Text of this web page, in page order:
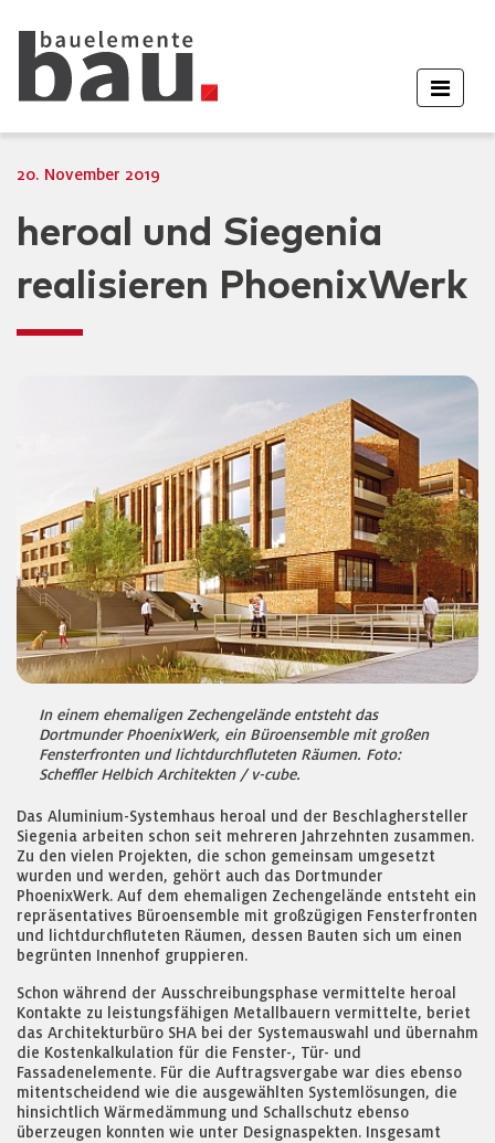
20. November 2019
heroal und Siegenia
realisieren PhoenixWerk
In einem ehemaligen Zechengelände entsteht das
Dortmunder PhoenixWerk, ein Büroensemble mit großen
Fensterfronten und lichtdurchfluteten Räumen. Foto:
Scheffler Helbich Architekten / v-cube.
Das Aluminium-Systemhaus heroal und der Beschlaghersteller
Siegenia arbeiten schon seit mehreren Jahrzehnten zusammen.
Zu den vielen Projekten, die schon gemeinsam umgesetzt
wurden und werden, gehört auch das Dortmunder
PhoenixWerk. Auf dem ehemaligen Zechengelände entsteht ein
repräsentatives Büroensemble mit großzügigen Fensterfronten
und lichtdurchfluteten Räumen, dessen Bauten sich um einen
begrünten Innenhof gruppieren.
Schon während der Ausschreibungsphase vermittelte heroal
Kontakte zu leistungsfähigen Metallbauern vermittelte, beriet
das Architekturbüro SHA bei der Systemauswahl und übernahm
die Kostenkalkulation für die Fenster-, Tür- und
Fassadenelemente. Für die Auftragsvergabe war dies ebenso
mitentscheidend wie die ausgewählten Systemlösungen, die
hinsichtlich Wärmedämmung und Schallschutz ebenso
überzeugen konnten wie unter Designaspekten. Insgesamt